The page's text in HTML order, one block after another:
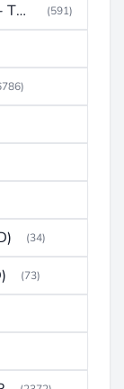
Televideo (TV-VCR. TV-DVD- TV-DVD-VCR) (591)
(34)
(73)